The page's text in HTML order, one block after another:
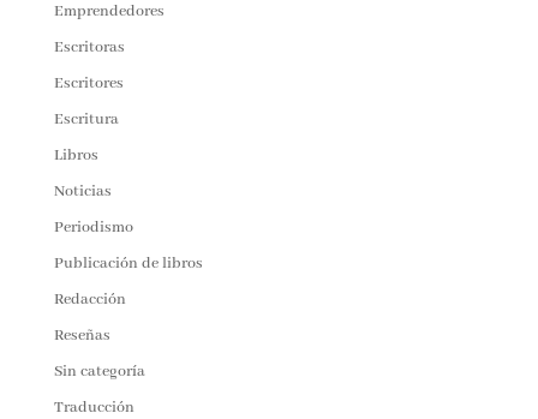
Emprendedores
Escritoras
Escritores
Escritura
Libros
Noticias
Periodismo
Publicación de libros
Redacción
Reseñas
Sin categoría
Traducción